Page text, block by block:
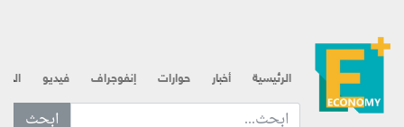
الرئيسية أخبار حوارات إنفوجراف فيديو
ابحث عن... :